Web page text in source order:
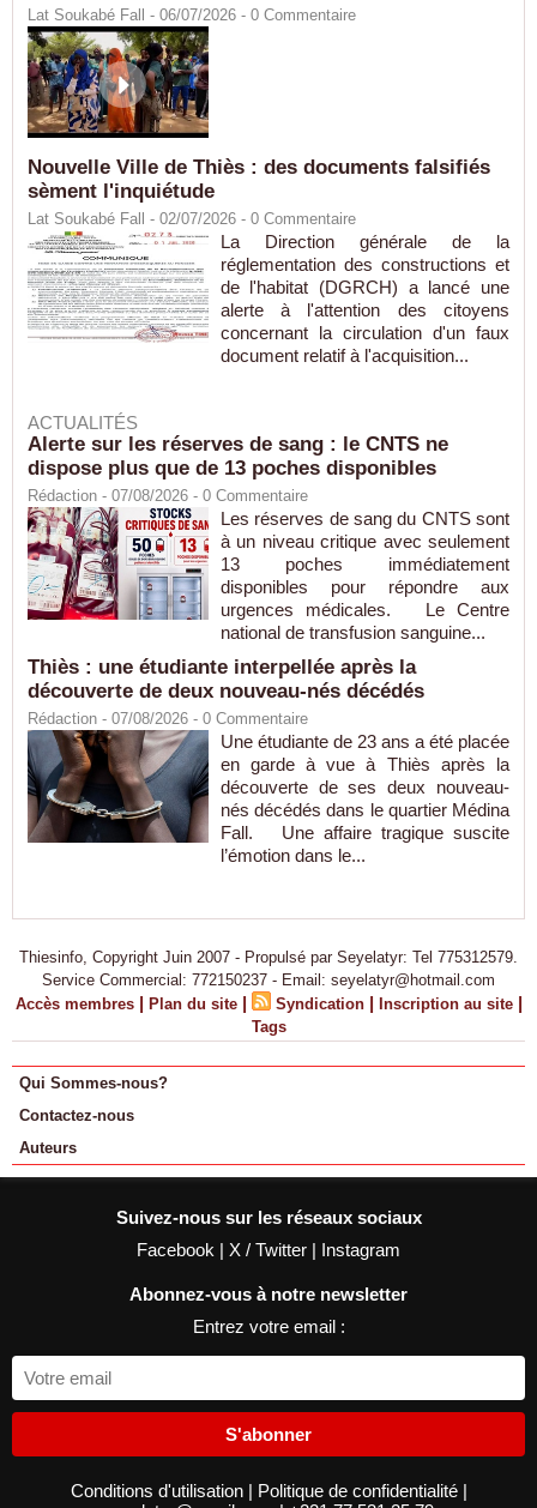
Lat Soukabé Fall - 06/07/2026 - 0 Commentaire
Nouvelle Ville de Thiès : des documents falsifiés
sèment l'inquiétude
Lat Soukabé Fall - 02/07/2026 - 0 Commentaire
La Direction générale de la
réglementation des constructions et
de l'habitat (DGRCH) a lancé une
alerte à l'attention des citoyens
concernant la circulation d'un faux
document relatif à l'acquisition...
ACTUALITÉS
Alerte sur les réserves de sang : le CNTS ne
dispose plus que de 13 poches disponibles
Rédaction - 07/08/2026 - 0 Commentaire
Les réserves de sang du CNTS sont
à un niveau critique avec seulement
13 poches immédiatement
disponibles pour répondre aux
urgences médicales. Le Centre
national de transfusion sanguine...
Thiès : une étudiante interpellée après la
découverte de deux nouveau-nés décédés
Rédaction - 07/08/2026 - 0 Commentaire
Une étudiante de 23 ans a été placée
en garde à vue à Thiès après la
découverte de ses deux nouveau-
nés décédés dans le quartier Médina
Fall. Une affaire tragique suscite
l’émotion dans le...
Thiesinfo, Copyright Juin 2007 - Propulsé par Seyelatyr: Tel 775312579.
Service Commercial: 772150237 - Email: seyelatyr@hotmail.com
Accès membres | Plan du site | Syndication | Inscription au site |
Tags
Qui Sommes-nous?
Contactez-nous
Auteurs
Suivez-nous sur les réseaux sociaux
Facebook | X / Twitter | Instagram
Abonnez-vous à notre newsletter
Entrez votre email :
S'abonner
Conditions d'utilisation | Politique de confidentialité |